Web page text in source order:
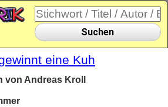
Suchen
eine Kuh
von Andreas Kroll